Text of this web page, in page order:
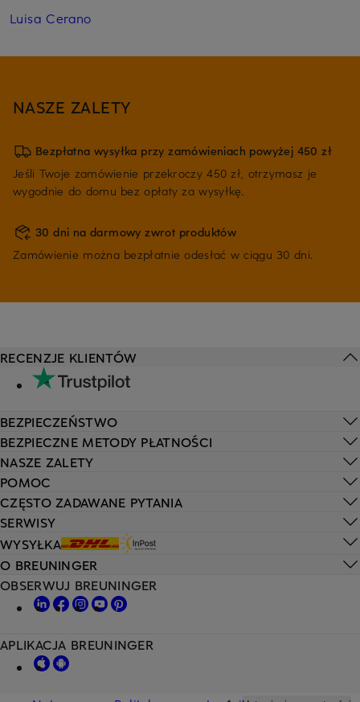
Luisa Cerano
NASZE ZALETY
Bezpłatna wysyłka przy zamówieniach powyżej 450 zł
Jeśli Twoje zamówienie przekroczy 450 zł, otrzymasz je
wygodnie do domu bez opłaty za wysyłkę.
30 dni na darmowy zwrot produktów
Zamówienie można bezpłatnie odesłać w ciągu 30 dni.
POMOC
CZĘSTO ZADAWANE PYTANIA
SERWISY
WYSYŁKA
RECENZJE KLIENTÓW
BEZPIECZEŃSTWO
BEZPIECZNE METODY PŁATNOŚCI
NASZE ZALETY
O BREUNINGER
OBSERWUJ BREUNINGER
APLIKACJA BREUNINGER